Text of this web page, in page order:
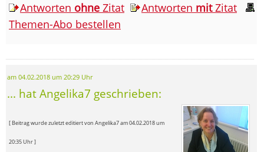
Antworten ohne Zitat Antworten mitZitat
Themen-Abo bestellen
am 04.02.2018 um 20:29 Uhr
... hat Angelika7 geschrieben:
[ Beitrag wurde zuletzt editiert von Angelika7 am 04.02.2018 um
20:35 Uhr ]